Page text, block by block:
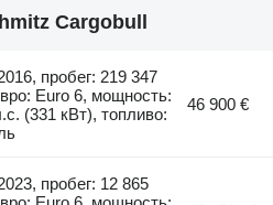
Cargobull
пробег: 219 347
Euro 6, мощность:
(331 кВт), топливо:
46 900 €
пробег: 12 865